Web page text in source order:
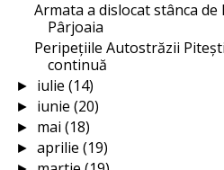
Armata a dislocat stânca de
Pârjoaia
Peripețiile Autostrăzii
continuă
► iulie (14)
► iunie (20)
► mai (18)
► aprilie (19)